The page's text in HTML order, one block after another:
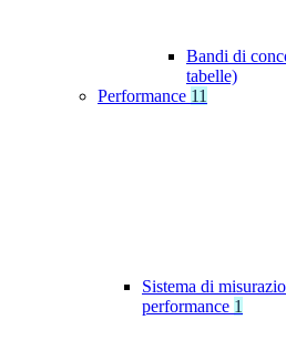
Bandi di
tabelle)
Performance 11
Sistema di
performance 1